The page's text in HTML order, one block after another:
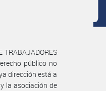
público no
dirección está a
la asociación de